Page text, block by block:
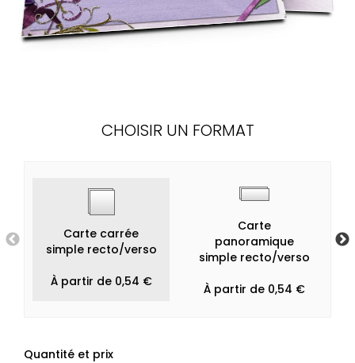
CHOISIR UN FORMAT
Carte carrée
simple recto/verso
À partir de 0,54 €
Carte
panoramique
simple recto/verso
À partir de 0,54 €
Quantité et prix